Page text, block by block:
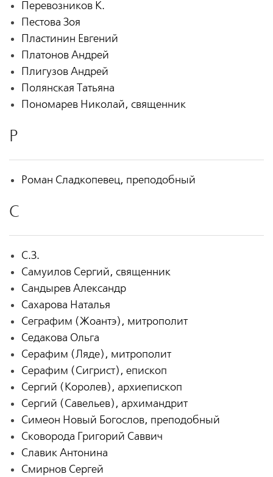
Перевозников К.
Пестова Зоя
Пластинин Евгений
Платонов Андрей
Плигузов Андрей
Полянская Татьяна
Пономарев Николай, священник
Р
Роман Сладкопевец, преподобный
С
С.З.
Самуилов Сергий, священник
Сандырев Александр
Сахарова Наталья
Сеграфим (Жоантэ), митрополит
Седакова Ольга
Серафим (Ляде), митрополит
Серафим (Сигрист), епископ
Сергий (Королев), архиепископ
Сергий (Савельев), архимандрит
Симеон Новый Богослов, преподобный
Сковорода Григорий Саввич
Славик Антонина
Смирнов Сергей